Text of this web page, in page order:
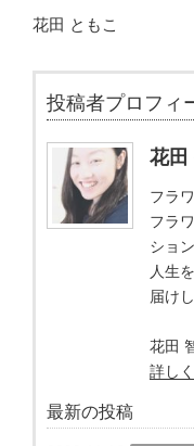
花田 ともこ
投稿者プロフィ
花田
フラ
フラ
ション
人生
届け
花田
詳し
最新の投稿